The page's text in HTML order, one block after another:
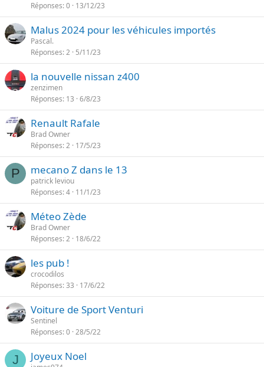
Réponses 0 13/12/23
Malus 2024 pour les véhicules importés
Pascal.
Réponses 2 5/11/23
la nouvelle nissan z400
zenzimen
Réponses 13 6/8/23
Renault Rafale
Brad Owner
Réponses 2 17/5/23
P mecano Z dans le 13
patrick leviou
Réponses 4 11/1/23
Méteo Zède
Brad Owner
Réponses 2 18/6/22
les pub !
crocodilos
Réponses 33 17/6/22
Voiture de Sport Venturi
Sentinel
Réponses 0 28/5/22
J Joyeux Noel